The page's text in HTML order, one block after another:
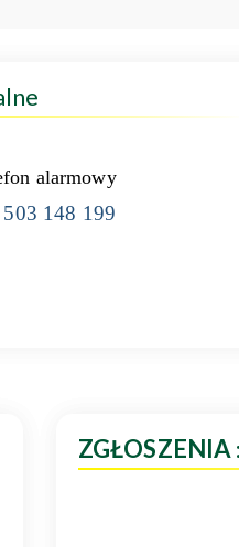
alarmowy
148 199
ZGŁOSZENIA